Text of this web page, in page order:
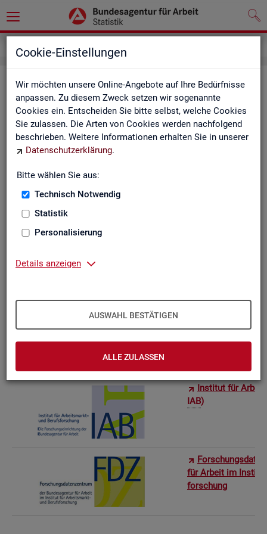
Cookie-Einstellungen
Wir möchten unsere Online-Angebote auf Ihre Bedürfnisse
anpassen. Zu diesem Zweck setzen wir sogenannte
Cookies ein. Entscheiden Sie bitte selbst, welche Cookies
Sie zulassen. Die Arten von Cookies werden nachfolgend
beschrieben. Weitere Informationen erhalten Sie in unserer
Datenschutzerklärung.
Bitte wählen Sie aus:
Technisch Notwendig
Statistik
Personalisierung
Details anzeigen
AUSWAHL BESTÄTIGEN
ALLE ZULASSEN
Wei­te­re Sta­tis­tik­an­ge­bo­te
Hier er­hal­ten Sie eine Aus­wahl wei­te­rer Sta­tis­tik­an­ge­bo­te an­
de­rer In­sti­tu­tio­nen:
In­sti­tut für
IAB)
für Ar­beit im
for­schung